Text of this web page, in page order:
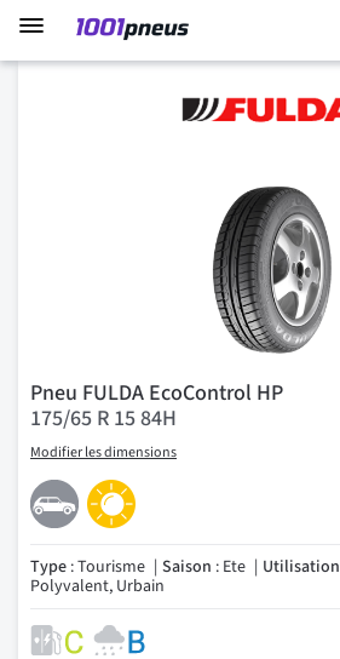
Pneu FULDA EcoControl HP
175/65 R 15 84H
Modifier les dimensions
Type : Tourisme Saison : Ete Utilisation
Polyvalent, Urbain